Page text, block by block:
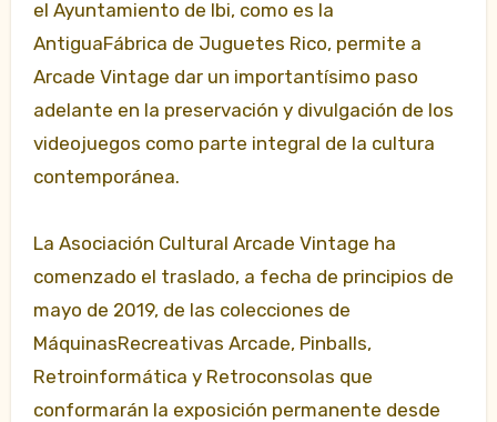
el Ayuntamiento de Ibi, como es la
AntiguaFábrica de Juguetes Rico, permite a
Arcade Vintage dar un importantísimo paso
adelante en la preservación y divulgación de los
videojuegos como parte integral de la cultura
contemporánea.
La Asociación Cultural Arcade Vintage ha
comenzado el traslado, a fecha de principios de
mayo de 2019, de las colecciones de
MáquinasRecreativas Arcade, Pinballs,
Retroinformática y Retroconsolas que
conformarán la exposición permanente desde